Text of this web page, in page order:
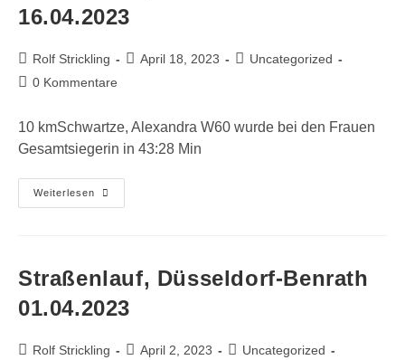
16.04.2023
Beitrags-
Autor:
Rolf Strickling
Beitrag
April 18, 2023
Beitrags-
Uncategorized
Beitrags-
0 Kommentare
10 kmSchwartze, Alexandra W60 wurde bei den Frauen
Gesamtsiegerin in 43:28 Min
Weiterlesen
Straßenlauf,
Tönisvorst
Straßenlauf, Düsseldorf-Benrath
01.04.2023
Beitrags-
Rolf Strickling
Beitrag
April 2, 2023
Beitrags-
Uncategorized